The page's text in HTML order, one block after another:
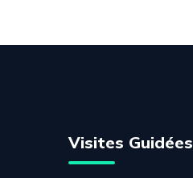
Visites Guidées